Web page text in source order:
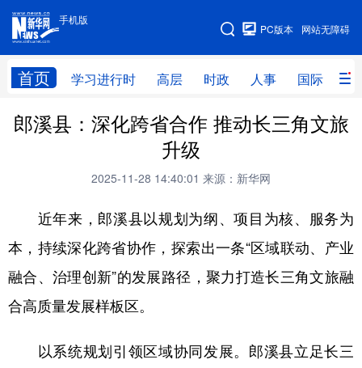
手机版
网站无障碍
PC版本
首页 学习进行时 高层 时政 人事 国际 财
手机版
网站地图
学习进行时 高层 时政 人事
全球连线
科技 科创 量子 体育
文化 书画 健康 军事
食品 人居 信息化 数字经济
郎溪县：深化跨省合作 推动长三角文旅
升级
2025-11-28 14:40:01 来源：新华网
近年来，郎溪县以规划为纲、项目为核、服务为
本，持续深化跨省协作，探索出一条“区域联动、产业
融合、治理创新”的发展路径，聚力打造长三角文旅融
合高质量发展样板区。
以系统规划引领区域协同发展。郎溪县立足长三